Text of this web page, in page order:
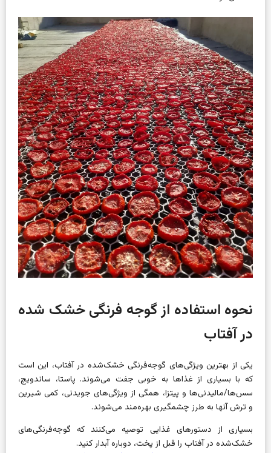
نحوه استفاده از گوجه فرنگی خشک شده
در آفتاب
یکی از بهترین ویژگی‌های گوجه‌فرنگی خشک‌شده در آفتاب، این است
که با بسیاری از غذاها به خوبی جفت می‌شوند. پاستا، ساندویچ،
سس‌ها/مالیدنی‌ها و پیتزا، همگی از ویژگی‌های جویدنی، کمی شیرین
و ترش آنها به طرز چشمگیری بهره‌مند می‌شوند.
بسیاری از دستورهای غذایی توصیه می‌کنند که گوجه‌فرنگی‌های
خشک‌شده در آفتاب را قبل از پخت، دوباره آبدار کنید.